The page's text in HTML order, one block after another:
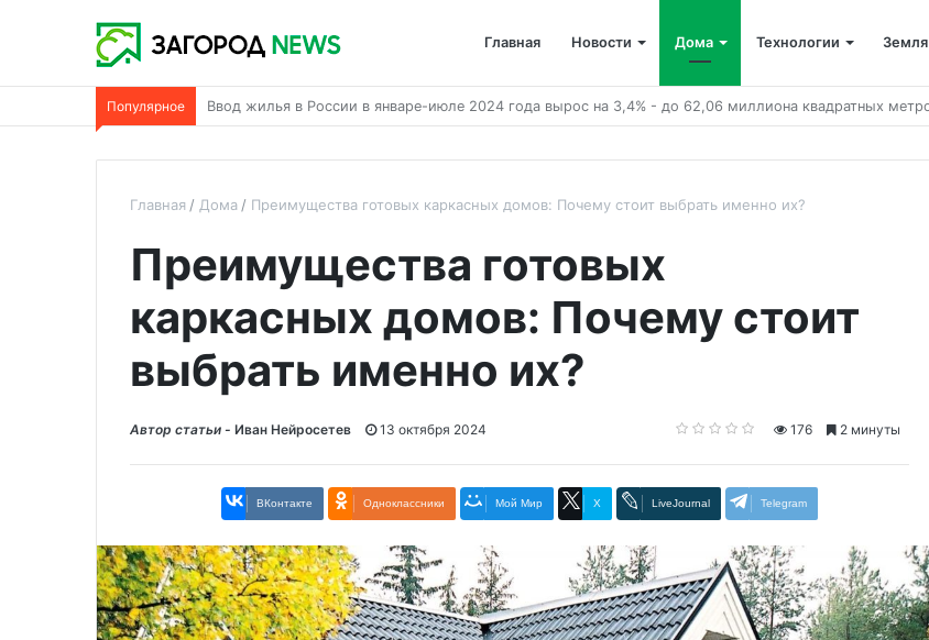
Главная Новости Дома Технологии Земля
Популярное Теплый водяной пол в каркасном дома
Главная Дома Преимущества готовых каркасных домов: Почему стоит выбрать именно их?
Преимущества готовых
каркасных домов: Почему стоит
выбрать именно их?
Автор статьи - Иван Нейросетев 13 октября 2024 176 2 минуты
ВКонтакте Одноклассники Мой Мир X LiveJournal Telegram